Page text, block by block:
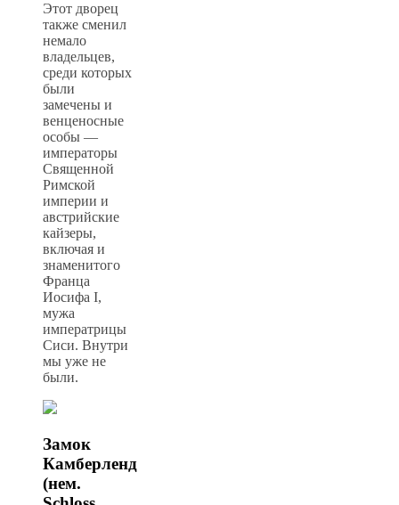
Этот дворец
также сменил
немало
владельцев,
среди которых
были
замечены и
венценосные
особы —
императоры
Священной
Римской
империи и
австрийские
кайзеры,
включая и
знаменитого
Франца
Иосифа I,
мужа
императрицы
Сиси. Внутри
мы уже не
были.
Замок
Камберленд
(нем.